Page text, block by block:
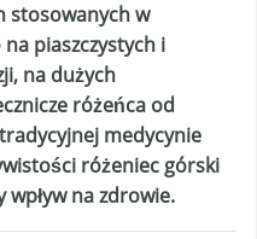
stosowanych w
piaszczystych i
na dużych
różeńca od
medycynie
różeniec górski
na zdrowie.